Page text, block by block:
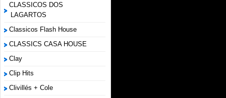
CLASSICOS DOS
LAGARTOS
Classicos Flash House
CLASSICS CASA HOUSE
Clay
Clip Hits
Clivillés + Cole